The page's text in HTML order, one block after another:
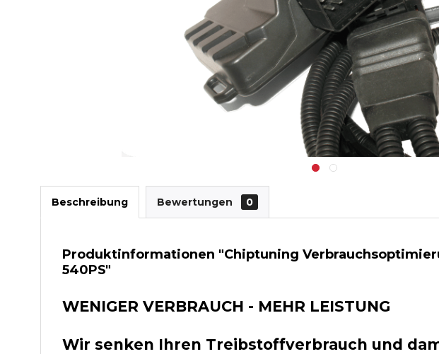
Beschreibung Bewertungen 0
Produktinformationen "Chiptuning
540PS"
WENIGER VERBRAUCH - MEHR LEISTUNG
Wir senken Ihren Treibstoffverbrauch und